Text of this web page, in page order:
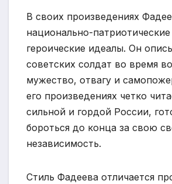
В своих произведениях
национально-
героические идеалы. Он
советских солдат во время
мужество, отвагу и
его произведениях четко
сильной и гордой России,
бороться до конца за свою
независимость.
Стиль Фадеева отличается